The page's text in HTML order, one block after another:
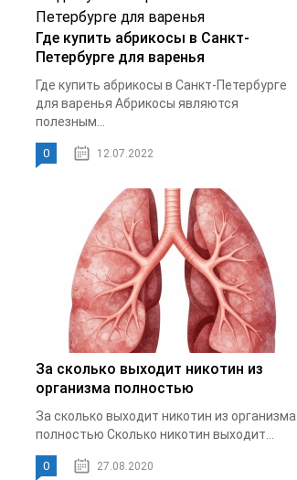
Где купить абрикосы в Санкт-
Петербурге для варенья
Где купить абрикосы в Санкт-Петербурге
для варенья Абрикосы являются
полезным...
0 12.07.2022
За сколько выходит никотин из
организма полностью
За сколько выходит никотин из организма
полностью Cколько никотин выходит...
0 27.08.2020